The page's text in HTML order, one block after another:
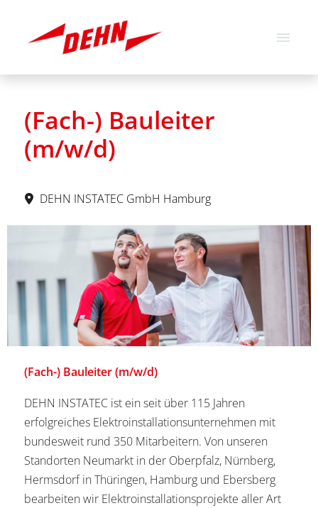
Stellenangebote
Über uns
(Fach-) Bauleiter
(m/w/d)
DEHN INSTATEC GmbH Hamburg
(Fach-) Bauleiter (m/w/d)
DEHN INSTATEC ist ein seit über 115 Jahren
erfolgreiches Elektroinstallationsunternehmen mit
bundesweit rund 350 Mitarbeitern. Von unseren
Standorten Neumarkt in der Oberpfalz, Nürnberg,
Hermsdorf in Thüringen, Hamburg und Ebersberg
bearbeiten wir Elektroinstallationsprojekte aller Art